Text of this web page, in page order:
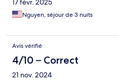
17 févr. 2025
Nguyen, séjour de 3 nuits
Avis vérifié
4/10 – Correct
21 nov. 2024